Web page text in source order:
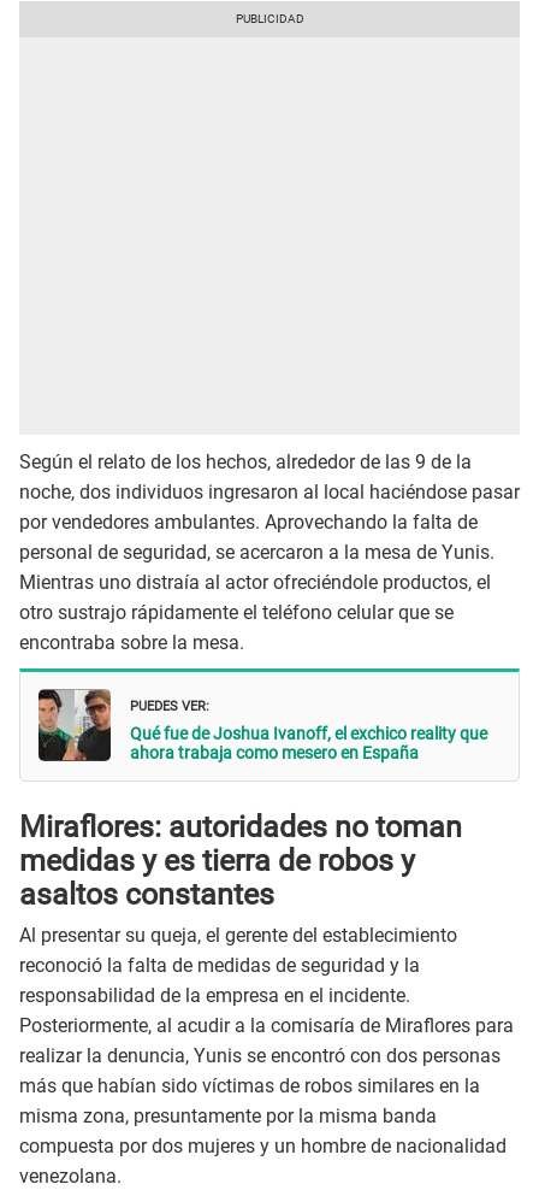
Según el relato de los hechos, alrededor de las 9 de la
noche, dos individuos ingresaron al local haciéndose pasar
por vendedores ambulantes. Aprovechando la falta de
personal de seguridad, se acercaron a la mesa de Yunis.
Mientras uno distraía al actor ofreciéndole productos, el
otro sustrajo rápidamente el teléfono celular que se
encontraba sobre la mesa.
PUEDES VER:
Qué fue de Joshua Ivanoff, el exchico reality que
ahora trabaja como mesero en España
Miraflores: autoridades no toman
medidas y es tierra de robos y
asaltos constantes
Al presentar su queja, el gerente del establecimiento
reconoció la falta de medidas de seguridad y la
responsabilidad de la empresa en el incidente.
Posteriormente, al acudir a la comisaría de Miraflores para
realizar la denuncia, Yunis se encontró con dos personas
más que habían sido víctimas de robos similares en la
misma zona, presuntamente por la misma banda
compuesta por dos mujeres y un hombre de nacionalidad
venezolana.